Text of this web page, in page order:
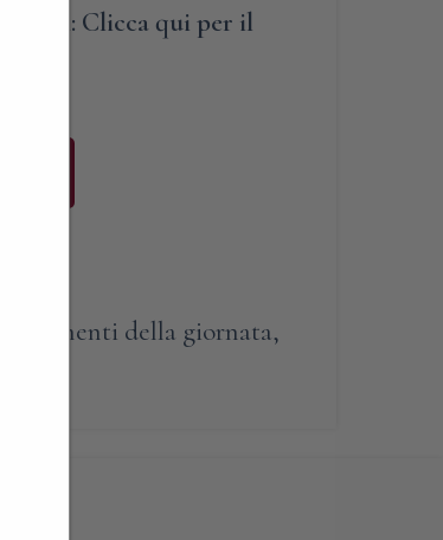
Clicca qui per il
momenti della giornata,